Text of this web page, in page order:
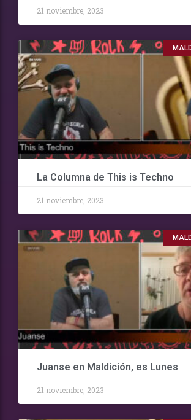
21 noviembre, 2023
La Columna de This is Techno
21 noviembre, 2023
Juanse en Maldición, es Lunes
21 noviembre, 2023